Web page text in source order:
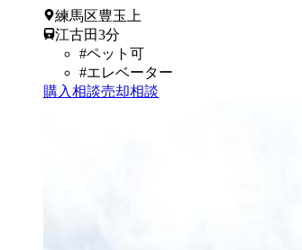
練馬区豊玉上
江古田3分
#ペット可
#エレベーター
購入相談売却相談